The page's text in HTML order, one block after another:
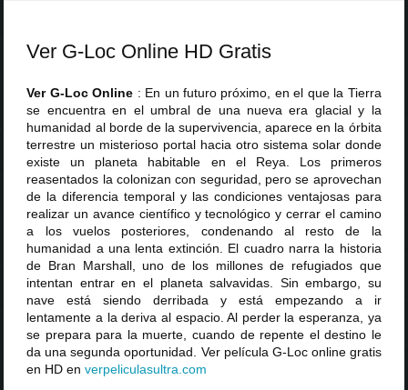
Ver G-Loc Online HD Gratis
Ver G-Loc Online : En un futuro próximo, en el que la Tierra
se encuentra en el umbral de una nueva era glacial y la
humanidad al borde de la supervivencia, aparece en la órbita
terrestre un misterioso portal hacia otro sistema solar donde
existe un planeta habitable en el Reya. Los primeros
reasentados la colonizan con seguridad, pero se aprovechan
de la diferencia temporal y las condiciones ventajosas para
realizar un avance científico y tecnológico y cerrar el camino
a los vuelos posteriores, condenando al resto de la
humanidad a una lenta extinción. El cuadro narra la historia
de Bran Marshall, uno de los millones de refugiados que
intentan entrar en el planeta salvavidas. Sin embargo, su
nave está siendo derribada y está empezando a ir
lentamente a la deriva al espacio. Al perder la esperanza, ya
se prepara para la muerte, cuando de repente el destino le
da una segunda oportunidad. Ver película G-Loc online gratis
en HD enverpeliculasultra .com